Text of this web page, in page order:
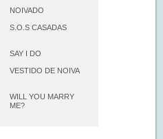
NOIVADO
S.O.S CASADAS
SAY I DO
VESTIDO DE NOIVA
WILL YOU MARRY
ME?